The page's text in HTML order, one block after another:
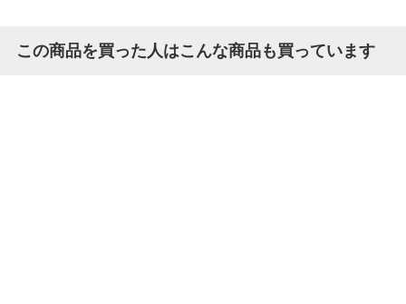
この商品を買った人はこんな商品も買っています